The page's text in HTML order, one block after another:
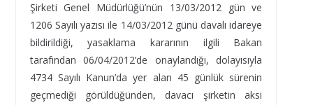
Şirketi Genel Müdürlüğü’nün 13/03/2012 gün ve
1206 Sayılı yazısı ile 14/03/2012 günü davalı idareye
bildirildiği, yasaklama kararının ilgili Bakan
tarafından 06/04/2012’de onaylandığı, dolayısıyla
4734 Sayılı Kanun’da yer alan 45 günlük sürenin
geçmediği görüldüğünden, davacı şirketin aksi